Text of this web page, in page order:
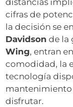
distancias
cifras de
la decisión se
Davidson de la
Wing, entran
comodidad, la
tecnología
mantenimiento
disfrutar.